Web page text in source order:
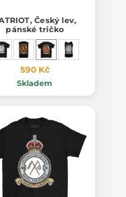
Český lev,
pánské tričko
590 Kč
Skladem